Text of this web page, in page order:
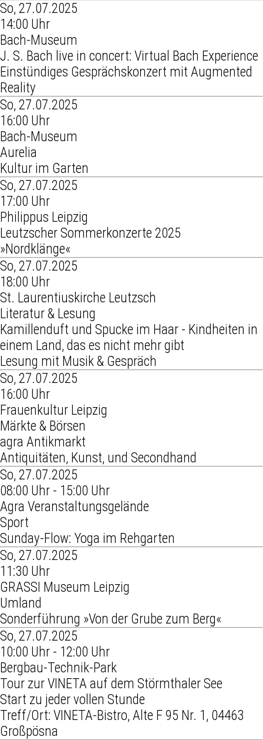
So, 27.07.2025
14:00 Uhr
Bach-Museum
J. S. Bach live in concert: Virtual Bach Experience
Einstündiges Gesprächskonzert mit Augmented
Reality
So, 27.07.2025
16:00 Uhr
Bach-Museum
Aurelia
Kultur im Garten
So, 27.07.2025
17:00 Uhr
Philippus Leipzig
Leutzscher Sommerkonzerte 2025
»Nordklänge«
So, 27.07.2025
18:00 Uhr
St. Laurentiuskirche Leutzsch
Literatur & Lesung
Kamillenduft und Spucke im Haar - Kindheiten in
einem Land, das es nicht mehr gibt
Lesung mit Musik & Gespräch
So, 27.07.2025
16:00 Uhr
Frauenkultur Leipzig
Märkte & Börsen
agra Antikmarkt
Antiquitäten, Kunst, und Secondhand
So, 27.07.2025
08:00 Uhr - 15:00 Uhr
Agra Veranstaltungsgelände
Sport
Sunday-Flow: Yoga im Rehgarten
So, 27.07.2025
11:30 Uhr
GRASSI Museum Leipzig
Umland
Sonderführung »Von der Grube zum Berg«
So, 27.07.2025
10:00 Uhr - 12:00 Uhr
Bergbau-Technik-Park
Tour zur VINETA auf dem Störmthaler See
Start zu jeder vollen Stunde
Treff/Ort: VINETA-Bistro, Alte F 95 Nr. 1, 04463
Großpösna